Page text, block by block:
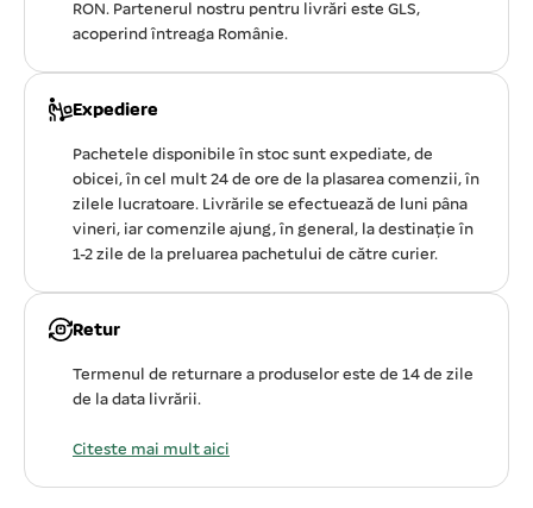
RON. Partenerul nostru pentru livrări este GLS,
acoperind întreaga Românie.
Expediere
Pachetele disponibile în stoc sunt expediate, de
obicei, în cel mult 24 de ore de la plasarea comenzii, în
zilele lucratoare. Livrările se efectuează de luni pâna
vineri, iar comenzile ajung, în general, la destinație în
1-2 zile de la preluarea pachetului de către curier.
Retur
Termenul de returnare a produselor este de 14 de zile
de la data livrării.
Citeste mai mult aici